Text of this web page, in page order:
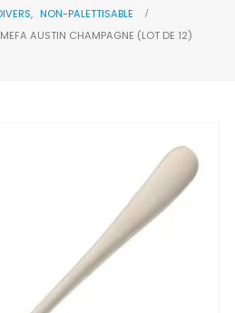
, NON-PALETTISABLE
AUSTIN CHAMPAGNE (LOT DE 12)